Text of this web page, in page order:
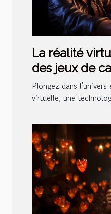
La réalité
des jeux de
Plongez dans
virtuelle, une